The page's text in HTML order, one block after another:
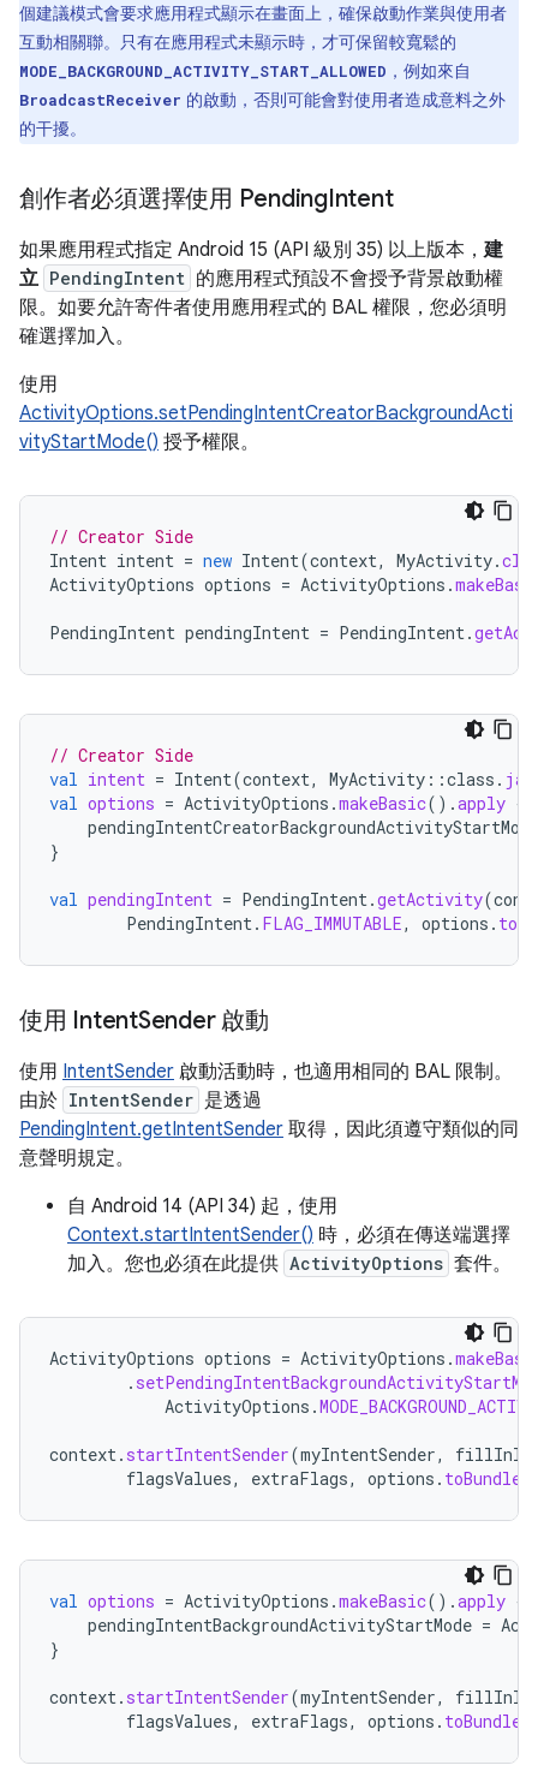
個建議模式會要求應用程式顯示在畫面上，確保啟動作業與使用者
互動相關聯。只有在應用程式未顯示時，才可保留較寬鬆的
MODE_BACKGROUND_ACTIVITY_START_ALLOWED ，例如來自
BroadcastReceiver 的啟動，否則可能會對使用者造成意料之外
的干擾。
創作者必須選擇使用 PendingIntent
如果應用程式指定 Android 15 (API 級別 35) 以上版本， 建
立 PendingIntent 的應用程式預設不會授予背景啟動權
限。如要允許寄件者使用應用程式的 BAL 權限，您必須明
確選擇加入。
使用
ActivityOptions.setPendingIntentCreatorBackgroundActi
vityStartMode() 授予權限。
// Creator Side
Intent intent = new Intent(context, MyActivity.
ActivityOptions options = ActivityOptions .
PendingIntent pendingIntent = PendingIntent .
// Creator Side
val intent = Intent(context, MyActivity ::class .
val options = ActivityOptions .makeBasic().apply {
pendingIntentCreatorBackgroundActivityStartMode
}
val pendingIntent = PendingIntent .getActivity(
PendingIntent . FLAG_IMMUTABLE, options .
使用 IntentSender 啟動
使用 IntentSender 啟動活動時，也適用相同的 BAL 限制。
由於 IntentSender 是透過
PendingIntent.getIntentSender 取得，因此須遵守類似的同
意聲明規定。
自 Android 14 (API 34) 起，使用
Context.startIntentSender() 時，必須在傳送端選擇
加入。您也必須在此提供 ActivityOptions 套件。
ActivityOptions options = ActivityOptions .
.
ActivityOptions .
context . startIntentSender(myIntentSender,
flagsValues, extraFlags, options . toBundle
val options = ActivityOptions .makeBasic().apply {
pendingIntentBackgroundActivityStartMode =
}
context . startIntentSender(myIntentSender,
flagsValues, extraFlags, options . toBundle